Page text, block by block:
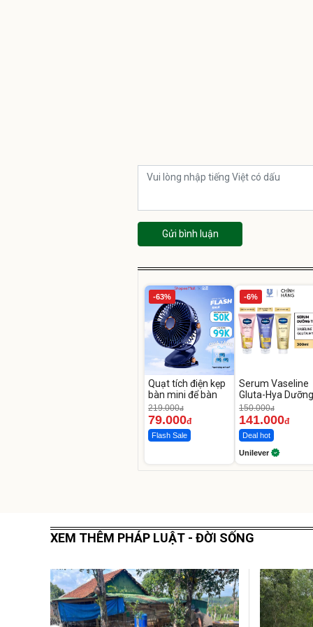
Gửi bình luận
-63%
Quạt tích điện kẹp
bàn mini để bàn
219.000đ
79.000đ
Flash Sale
-6%
Serum Vaseline
Gluta-Hya Dưỡng
Da Sáng Mịn Sau
Ngày
150.000đ
141.000đ
Deal hot
Unilever
XEM THÊM PHÁP LUẬT - ĐỜI SỐNG